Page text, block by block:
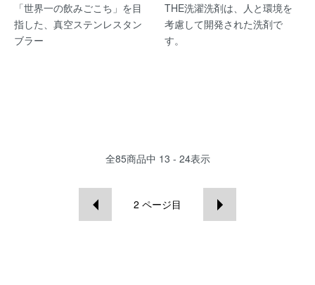
「世界一の飲みごこち」を目
指した、真空ステンレスタン
ブラー
THE洗濯洗剤は、人と環境を
考慮して開発された洗剤で
す。
全85商品中 13 - 24表示
2 ページ目